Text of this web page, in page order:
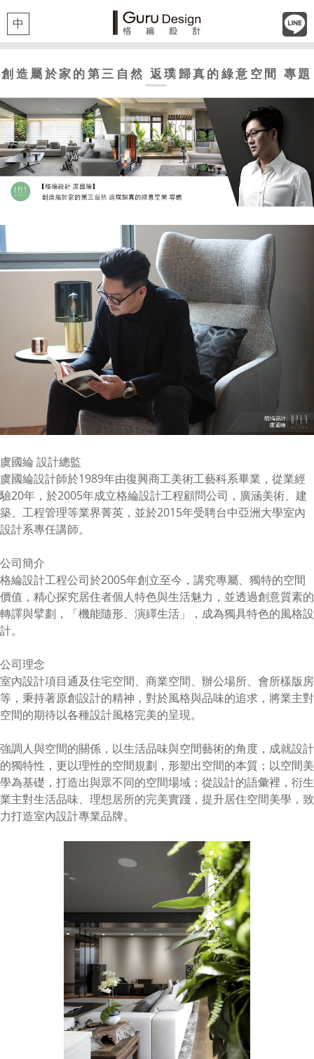
中
創造屬於家的第三自然 返璞歸真的綠意空間 專題
虞國綸 設計總監
虞國綸設計師於1989年由復興商工美術工藝科系畢業，從業經
驗20年，於2005年成立格綸設計工程顧問公司，廣涵美術、建
築、工程管理等業界菁英，並於2015年受聘台中亞洲大學室內
設計系專任講師。
公司簡介
格綸設計工程公司於2005年創立至今，講究專屬、獨特的空間
價值，精心探究居住者個人特色與生活魅力，並透過創意質素的
轉譯與擘劃，「機能隨形、演繹生活」，成為獨具特色的風格設
計。
公司理念
室內設計項目通及住宅空間、商業空間、辦公場所、會所樣版房
等，秉持著原創設計的精神，對於風格與品味的追求，將業主對
空間的期待以各種設計風格完美的呈現。
強調人與空間的關係，以生活品味與空間藝術的角度，成就設計
的獨特性，更以理性的空間規劃，形塑出空間的本質；以空間美
學為基礎，打造出與眾不同的空間場域；從設計的語彙裡，衍生
業主對生活品味、理想居所的完美實踐，提升居住空間美學，致
力打造室內設計專業品牌。